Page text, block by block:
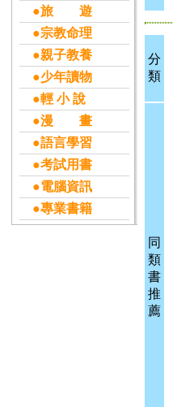
●旅 遊
●宗教命理
●親子教養
●少年讀物
●輕 小 說
●漫 畫
●語言學習
●考試用書
●電腦資訊
●專業書籍
分
類
同
類
書
推
薦